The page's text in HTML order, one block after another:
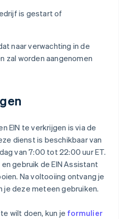
is gestart of
naar verwachting in de
zal worden aangenomen
EIN te verkrijgen is via de
dienst is beschikbaar van
van 7:00 tot 22:00 uur ET.
en gebruik de EIN Assistant
Na voltooiing ontvang je
je deze meteen gebruiken.
wilt doen, kun je formulier